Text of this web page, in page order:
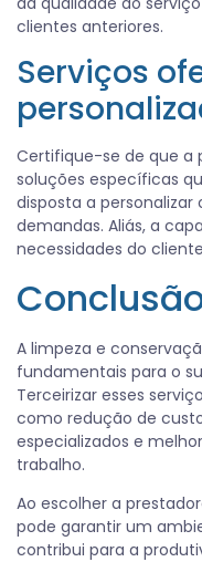
clientes anteriores.
Serviços
Certifique-se de que a
soluções específicas
disposta a
demandas. Aliás, a
necessidades do
A limpeza e
fundamentais para o
Terceirizar esses
como redução de
especializados e
trabalho.
Ao escolher a
pode garantir um
contribui para a